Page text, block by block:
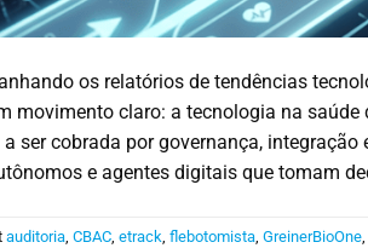
os relatórios de tendências
movimento claro: a tecnologia na saúde
ser cobrada por governança,
e agentes digitais que tomam
auditoria,CBAC,etrack,flebotomista,GreinerBioOne,